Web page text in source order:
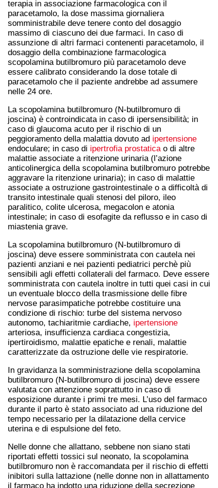
terapia in associazione farmacologica con il
paracetamolo, la dose massima giornaliera
somministrabile deve tenere conto del dosaggio
massimo di ciascuno dei due farmaci. In caso di
assunzione di altri farmaci contenenti paracetamolo, il
dosaggio della combinazione farmacologica
scopolamina butilbromuro più paracetamolo deve
essere calibrato considerando la dose totale di
paracetamolo che il paziente andrebbe ad assumere
nelle 24 ore.
La scopolamina butilbromuro (N-butilbromuro di
joscina) è controindicata in caso di ipersensibilità; in
caso di glaucoma acuto per il rischio di un
peggioramento della malattia dovuto ad ipertensione
endoculare; in caso di ipertrofia prostaticao di altre
malattie associate a ritenzione urinaria (l’azione
anticolinergica della scopolamina butilbromuro potrebbe
aggravare la ritenzione urinaria); in caso di malattie
associate a ostruzione gastrointestinale o a difficoltà di
transito intestinale quali stenosi del piloro, ileo
paralitico, colite ulcerosa, megacolon e atonia
intestinale; in caso di esofagite da reflusso e in caso di
miastenia grave.
La scopolamina butilbromuro (N-butilbromuro di
joscina) deve essere somministrata con cautela nei
pazienti anziani e nei pazienti pediatrici perchè più
sensibili agli effetti collaterali del farmaco. Deve essere
somministrata con cautela inoltre in tutti quei casi in cui
un eventuale blocco della trasmissione delle fibre
nervose parasimpatiche potrebbe costituire una
condizione di rischio: turbe del sistema nervoso
autonomo, tachiaritmie cardiache, ipertensione
arteriosa, insufficienza cardiaca congestizia,
ipertiroidismo, malattie epatiche e renali, malattie
caratterizzate da ostruzione delle vie respiratorie.
In gravidanza la somministrazione della scopolamina
butilbromuro (N-butilbromuro di joscina) deve essere
valutata con attenzione soprattutto in caso di
esposizione durante i primi tre mesi. L’uso del farmaco
durante il parto è stato associato ad una riduzione del
tempo necessario per la dilatazione della cervice
uterina e di espulsione del feto.
Nelle donne che allattano, sebbene non siano stati
riportati effetti tossici sul neonato, la scopolamina
butilbromuro non è raccomandata per il rischio di effetti
inibitori sulla lattazione (nelle donne non in allattamento
il farmaco ha indotto una riduzione della secrezione